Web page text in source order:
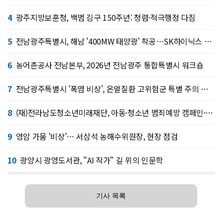
4 광주지방보훈청, 백범 김구 150주년: 청렴·적극행정 다짐
5 전남광주특별시, 해남 '400MW 태양광' 착공…SK하이닉스 공급
6 농어촌공사 전남본부, 2026년 전남광주 통합특별시 워크숍
7 전남광주특별시 '폭염 비상', 온열질환 고위험군 특별 주의 당부
8 (재)전라남도청소년미래재단, 아동·청소년 범죄예방 캠페인·연합 아웃리치
9 영암 가뭄 '비상'… 서삼석 농해수위원장, 현장 점검
10 광양시 광영도서관, "AI 작가" 길 위의 인문학
기사 목록